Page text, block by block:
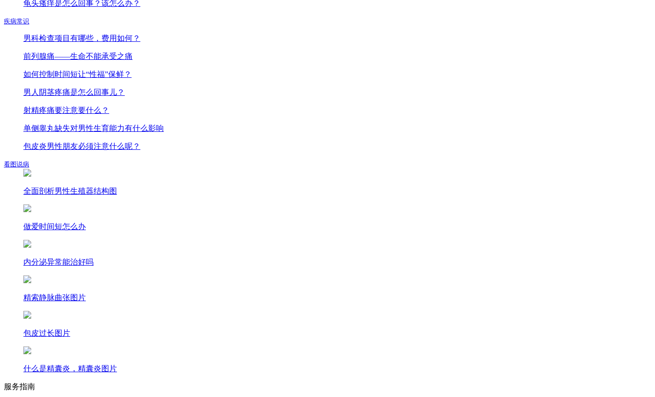
龟头瘙痒是怎么回事？该怎么办？
疾病常识
男科检查项目有哪些，费用如何？
前列腺痛——生命不能承受之痛
如何控制时间短让“性福”保鲜？
男人阴茎疼痛是怎么回事儿？
射精疼痛要注意要什么？
单侧睾丸缺失对男性生育能力有什么影响
包皮炎男性朋友必须注意什么呢？
看图说病
全面剖析男性生殖器结构图
做爱时间短怎么办
内分泌异常能治好吗
精索静脉曲张图片
包皮过长图片
什么是精囊炎，精囊炎图片
服务指南